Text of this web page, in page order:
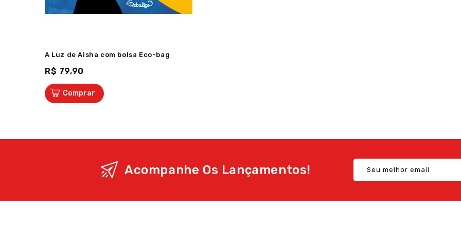
A Luz de Aisha com bolsa Eco-bag
R$ 79,90
Comprar
Acompanhe Os Lançamentos!